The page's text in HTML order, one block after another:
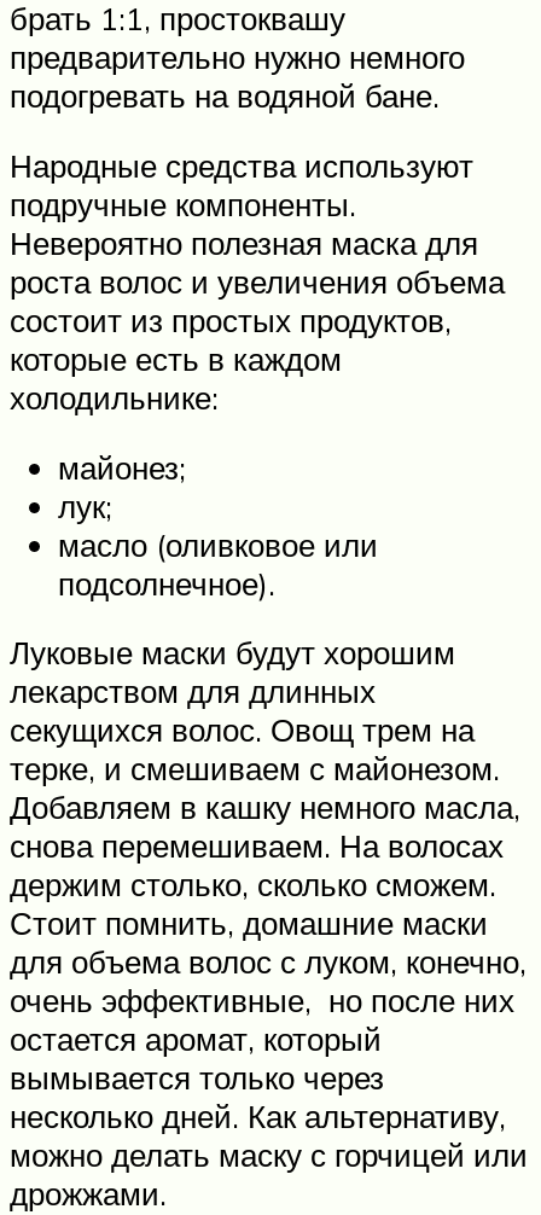
брать 1:1, простоквашу
предварительно нужно немного
подогревать на водяной бане.
Народные средства используют
подручные компоненты.
Невероятно полезная маска для
роста волос и увеличения объема
состоит из простых продуктов,
которые есть в каждом
холодильнике:
майонез;
лук;
масло (оливковое или
подсолнечное).
Луковые маски будут хорошим
лекарством для длинных
секущихся волос. Овощ трем на
терке, и смешиваем с майонезом.
Добавляем в кашку немного масла,
снова перемешиваем. На волосах
держим столько, сколько сможем.
Стоит помнить, домашние маски
для объема волос с луком, конечно,
очень эффективные, но после них
остается аромат, который
вымывается только через
несколько дней. Как альтернативу,
можно делать маску с горчицей или
дрожжами.